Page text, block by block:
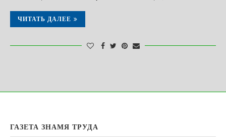
ЧИТАТЬ ДАЛЕЕ
ГАЗЕТА ЗНАМЯ ТРУДА